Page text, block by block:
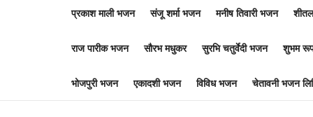
प्रकाश माली भजन संजू शर्मा भजन मनीष तिवारी भजन
राज पारीक भजन सौरभ मधुकर सुरभि चतुर्वेदी भजन शुभम
भोजपुरी भजन एकादशी भजन विविध भजन चेतावनी भजन